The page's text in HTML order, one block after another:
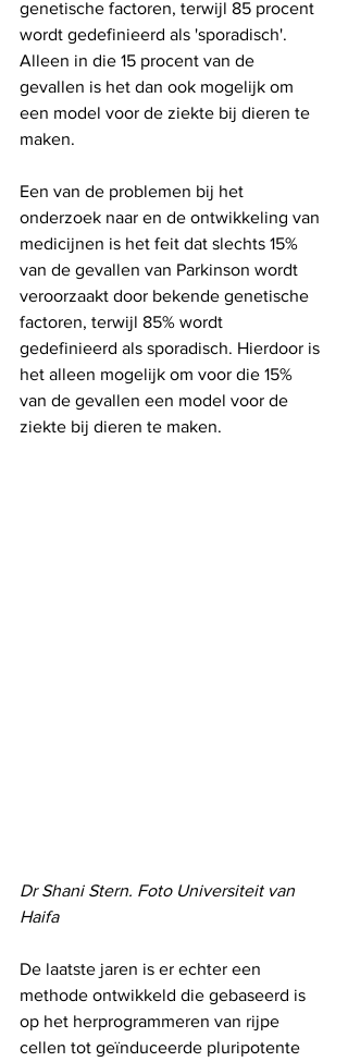
genetische factoren, terwijl 85 procent
wordt gedefinieerd als 'sporadisch'.
Alleen in die 15 procent van de
gevallen is het dan ook mogelijk om
een ​​model voor de ziekte bij dieren te
maken.
Een van de problemen bij het
onderzoek naar en de ontwikkeling van
medicijnen is het feit dat slechts 15%
van de gevallen van Parkinson wordt
veroorzaakt door bekende genetische
factoren, terwijl 85% wordt
gedefinieerd als sporadisch. Hierdoor is
het alleen mogelijk om voor die 15%
van de gevallen een model voor de
ziekte bij dieren te maken.
Dr Shani Stern. Foto Universiteit van
Haifa
De laatste jaren is er echter een
methode ontwikkeld die gebaseerd is
op het herprogrammeren van rijpe
cellen tot geïnduceerde pluripotente